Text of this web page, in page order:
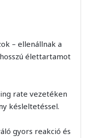
– ellenállnak a
élettartamot
rate vezetéken
késleltetéssel.
gyors reakció és